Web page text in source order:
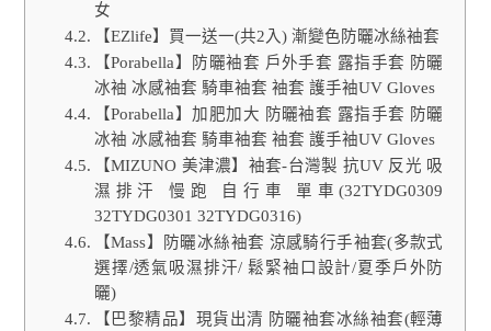
女
【EZlife】買一送一(共2入) 漸變色防曬冰絲袖套
【Porabella】防曬袖套 戶外手套 露指手套 防曬
冰袖 冰感袖套 騎車袖套 袖套 護手袖UV Gloves
【Porabella】加肥加大 防曬袖套 露指手套 防曬
冰袖 冰感袖套 騎車袖套 袖套 護手袖UV Gloves
【MIZUNO 美津濃】袖套-台灣製 抗UV 反光 吸
濕排汗 慢跑 自行車 單車(32TYDG0309
32TYDG0301 32TYDG0316)
【Mass】防曬冰絲袖套 涼感騎行手袖套(多款式
選擇/透氣吸濕排汗/ 鬆緊袖口設計/夏季戶外防
曬)
【巴黎精品】現貨出清 防曬袖套冰絲袖套(輕薄